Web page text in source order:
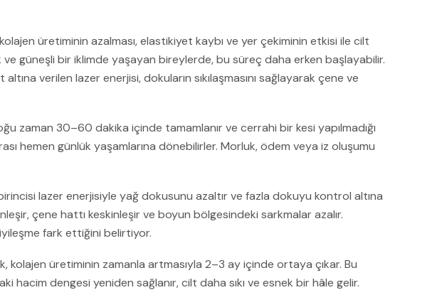
üretiminin azalması, elastikiyet kaybı ve yer çekiminin etkisi ile cilt
güneşli bir iklimde yaşayan bireylerde, bu süreç daha erken başlayabilir.
verilen lazer enerjisi, dokuların sıkılaşmasını sağlayarak çene ve
zaman 30–60 dakika içinde tamamlanır ve cerrahi bir kesi yapılmadığı
hemen günlük yaşamlarına dönebilirler. Morluk, ödem veya iz oluşumu
lazer enerjisiyle yağ dokusunu azaltır ve fazla dokuyu kontrol altına
çene hattı keskinleşir ve boyun bölgesindeki sarkmalar azalır.
fark ettiğini belirtiyor.
üretiminin zamanla artmasıyla 2–3 ay içinde ortaya çıkar. Bu
dengesi yeniden sağlanır, cilt daha sıkı ve esnek bir hâle gelir.